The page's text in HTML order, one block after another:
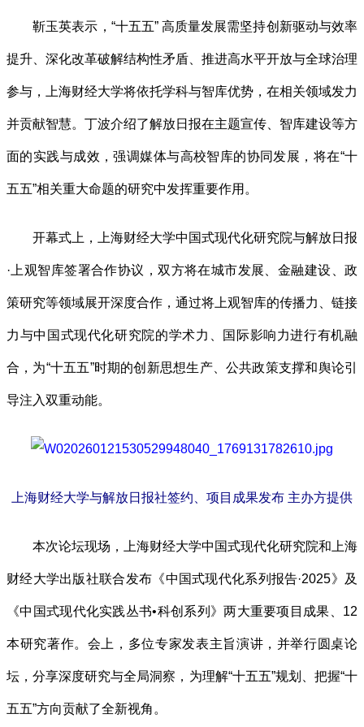
靳玉英表示，“十五五” 高质量发展需坚持创新驱动与效率
提升、深化改革破解结构性矛盾、推进高水平开放与全球治理
参与，上海财经大学将依托学科与智库优势，在相关领域发力
并贡献智慧。丁波介绍了解放日报在主题宣传、智库建设等方
面的实践与成效，强调媒体与高校智库的协同发展，将在“十
五五”相关重大命题的研究中发挥重要作用。
开幕式上，上海财经大学中国式现代化研究院与解放日报
·上观智库签署合作协议，双方将在城市发展、金融建设、政
策研究等领域展开深度合作，通过将上观智库的传播力、链接
力与中国式现代化研究院的学术力、国际影响力进行有机融
合，为“十五五”时期的创新思想生产、公共政策支撑和舆论引
导注入双重动能。
上海财经大学与解放日报社签约、项目成果发布 主办方提供
本次论坛现场，上海财经大学中国式现代化研究院和上海
财经大学出版社联合发布《中国式现代化系列报告·2025》及
《中国式现代化实践丛书•科创系列》两大重要项目成果、12
本研究著作。会上，多位专家发表主旨演讲，并举行圆桌论
坛，分享深度研究与全局洞察，为理解“十五五”规划、把握“十
五五”方向贡献了全新视角。